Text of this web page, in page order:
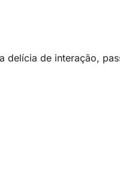
delícia de interação,